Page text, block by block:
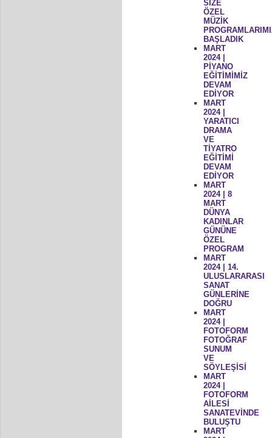
SİZE
ÖZEL
MÜZİK
BAŞLADIK
MART
2024 |
PİYANO
EĞİTİMİMİZ
DEVAM
EDİYOR
MART
2024 |
YARATICI
DRAMA
VE
TİYATRO
EĞİTİMİ
DEVAM
EDİYOR
MART
2024 | 8
MART
DÜNYA
KADINLAR
GÜNÜNE
ÖZEL
PROGRAM
MART
2024 | 14.
ULUSLARARASI
SANAT
GÜNLERİNE
DOĞRU
MART
2024 |
FOTOFORM
FOTOĞRAF
SUNUM
VE
SÖYLEŞİSİ
MART
2024 |
FOTOFORM
AİLESİ
SANATEVİNDE
BULUŞTU
MART